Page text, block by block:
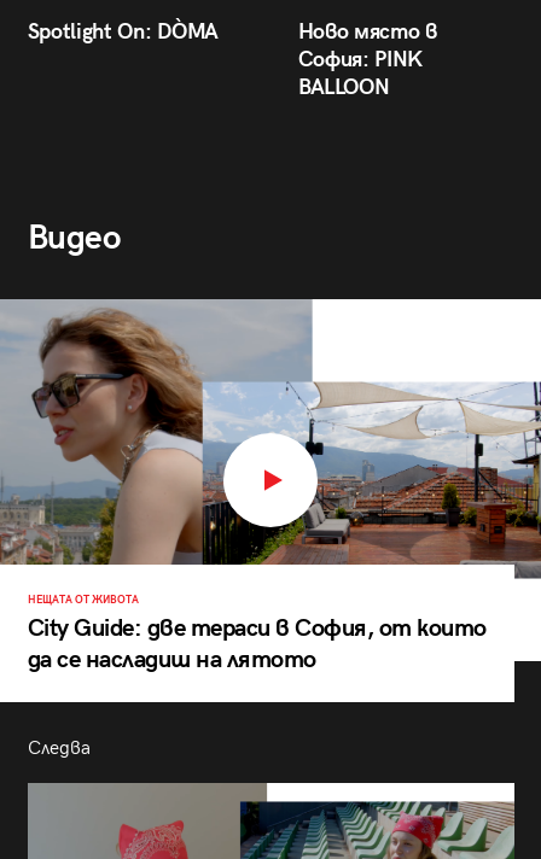
Spotlight On: DÒMA
Ново място в
София: PINK
BALLOON
Видео
НЕЩАТА ОТ ЖИВОТА
City Guide: две тераси в София, от които
да се насладиш на лятото
Следва